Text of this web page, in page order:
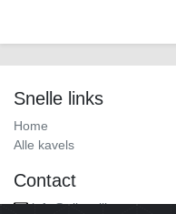
Snelle links
Home
Alle kavels
Contact
info@alleveilingen.net